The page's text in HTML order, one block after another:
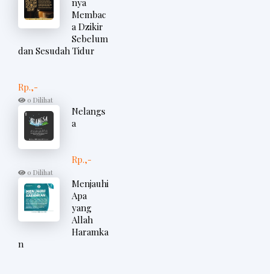
nya
Membac
a Dzikir
Sebelum
dan Sesudah Tidur
Rp.,-
0 Dilihat
Nelangs
a
Rp.,-
0 Dilihat
Menjauhi
Apa
yang
Allah
Haramka
n